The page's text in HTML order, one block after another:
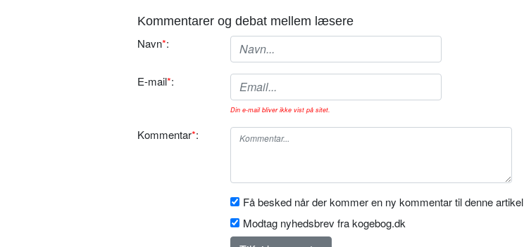
Kommentarer og debat mellem læsere
Navn*:
E-mail*:
Din e-mail bliver ikke vist på sitet.
Kommentar*:
Få besked når der kommer en ny kommentar til denne artikel
Modtag nyhedsbrev fra kogebog.dk